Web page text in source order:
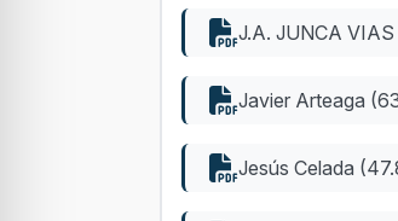
J.A. JUNCA
Javier Arteaga
Jesús Celada